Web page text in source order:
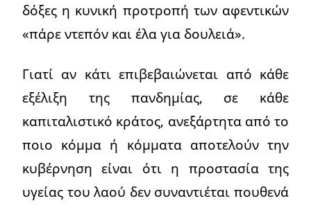
δόξες η κυνική προτροπή των αφεντικών
«πάρε ντεπόν και έλα για δουλειά».
Γιατί αν κάτι επιβεβαιώνεται από κάθε
εξέλιξη της πανδημίας, σε κάθε
καπιταλιστικό κράτος, ανεξάρτητα από το
ποιο κόμμα ή κόμματα αποτελούν την
κυβέρνηση είναι ότι η προστασία της
υγείας του λαού δεν συναντιέται πουθενά